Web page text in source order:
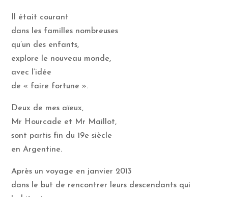
Il était courant
dans les familles nombreuses
qu’un des enfants,
explore le nouveau monde,
avec l’idée
de « faire fortune ».
Deux de mes aïeux,
Mr Hourcade et Mr Maillot,
sont partis fin du 19e siècle
en Argentine.
Après un voyage en janvier 2013
dans le but de rencontrer leurs descendants qui